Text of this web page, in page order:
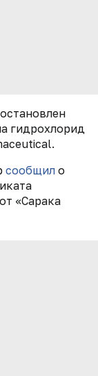
гидрохлорид
сообщил о
«Сарака